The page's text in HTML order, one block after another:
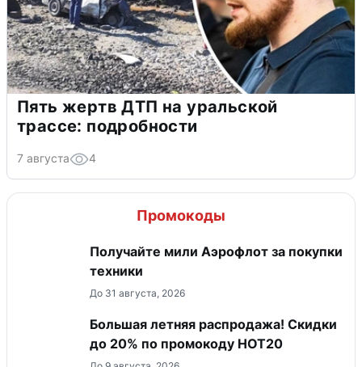
Пять жертв ДТП на уральской
трассе: подробности
7 августа 4
Промокоды
Получайте мили Аэрофлот за покупки
техники
До 31 августа, 2026
Большая летняя распродажа! Скидки
до 20% по промокоду HOT20